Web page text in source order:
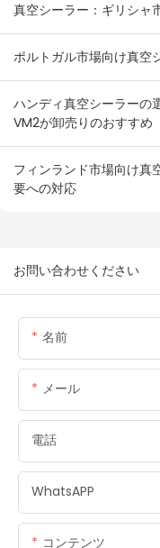
真空シーラー：ギリシャ
ポルトガル市場向け真空
ハンディ真空シーラーの
VM2が卸売りのおすすめ
フィンランド市場向け真
要への対応
お問い合わせください
名前
メール
電話
WhatsAPP
コンテンツ